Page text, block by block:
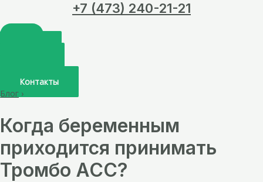
+7 (473) 240-21-21
Контакты
Блог ›
Когда беременным
приходится принимать
Тромбо АСС?